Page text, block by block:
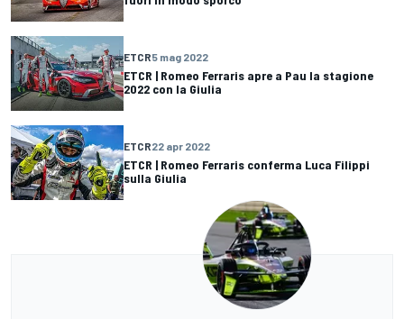
ETCR5 mag 2022
ETCR | Romeo Ferraris apre a Pau la stagione
2022 con la Giulia
ETCR22 apr 2022
ETCR | Romeo Ferraris conferma Luca Filippi
sulla Giulia